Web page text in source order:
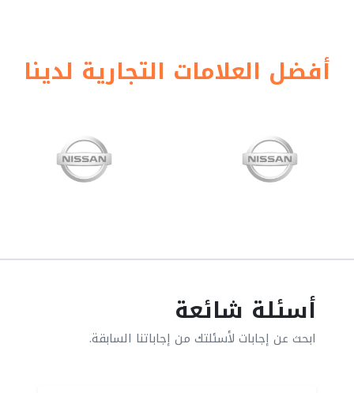
أفضل العلامات التجارية لدينا
أسئلة شائعة
ابحث عن إجابات لأسئلتك من إجاباتنا السابقة.